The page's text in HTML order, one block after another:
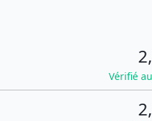
Vérifié